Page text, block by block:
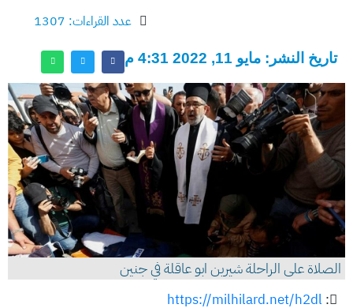
عدد القراءات: 1307
تاريخ النشر: مايو 11, 2022 4:31 م
الصلاة على الراحلة شيرين ابو عاقلة في جنين
:
https://milhilard.net/h2dl